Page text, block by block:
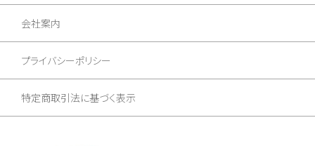
会社案内
プライバシーポリシー
特定商取引法に基づく表示